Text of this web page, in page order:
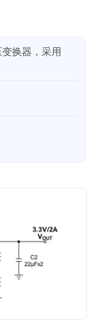
变换器，采用